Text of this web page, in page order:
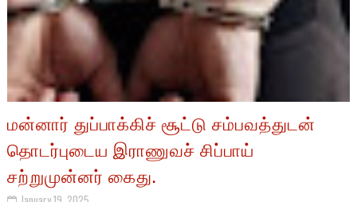
மன்னார் துப்பாக்கிச் சூட்டு சம்பவத்துடன்
தொடர்புடைய இராணுவச் சிப்பாய்
சற்றுமுன்னர் கைது.